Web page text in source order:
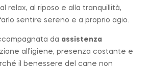
relax, al riposo e alla tranquillità,
sentire sereno e a proprio agio.
da assistenza
all’igiene, presenza costante e
il benessere del cane non